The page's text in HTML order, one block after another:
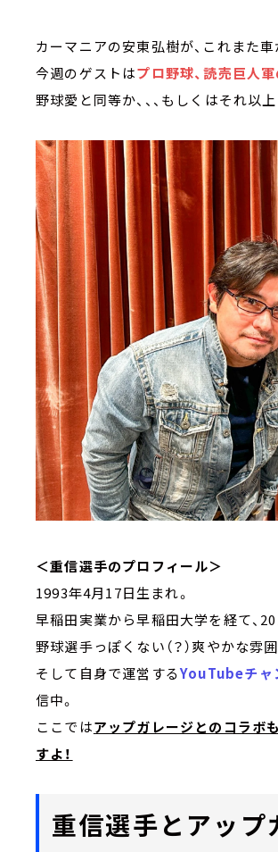
カーマニアの安東弘樹が、これまた
今週のゲストはプロ野球、読売巨人
野球愛と同等か、、、もしくはそれ以
＜重信選手のプロフィール＞
1993年4月17日生まれ。
早稲田実業から早稲田大学を経て、
野球選手っぽくない（？）爽やかな雰
そして自身で運営するYouTubeチャ
信中。
ここではアップガレージとのコラボ
すよ！
重信選手とアップ